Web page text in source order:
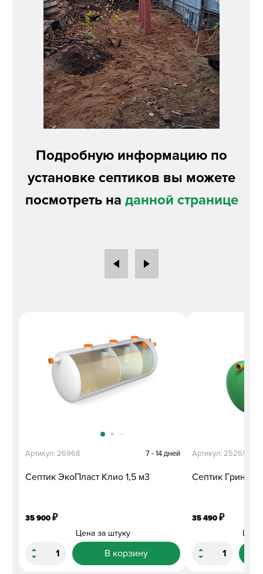
Подробную информацию по
установке септиков вы можете
посмотреть на данной странице
Септик ЭкоПласт Клио 1,5 м3
Артикул: 26968 7 - 14 дней
35 900₽
Цена за штуку
В корзину
Септик
Артикул: 25261
35 490₽
Цена